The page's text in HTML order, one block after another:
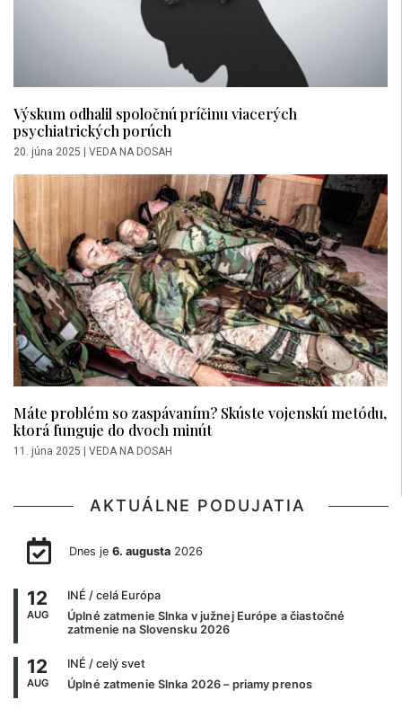
Výskum odhalil spoločnú príčinu viacerých
psychiatrických porúch
20. júna 2025 | VEDA NA DOSAH
Máte problém so zaspávaním? Skúste vojenskú metódu,
ktorá funguje do dvoch minút
11. júna 2025 | VEDA NA DOSAH
AKTUÁLNE PODUJATIA
Dnes je 6. augusta2026
12
AUG
INÉ / celá Európa
Úplné zatmenie Slnka v južnej Európe a čiastočné
zatmenie na Slovensku 2026
12
AUG
INÉ / celý svet
Úplné zatmenie Slnka 2026 – priamy prenos